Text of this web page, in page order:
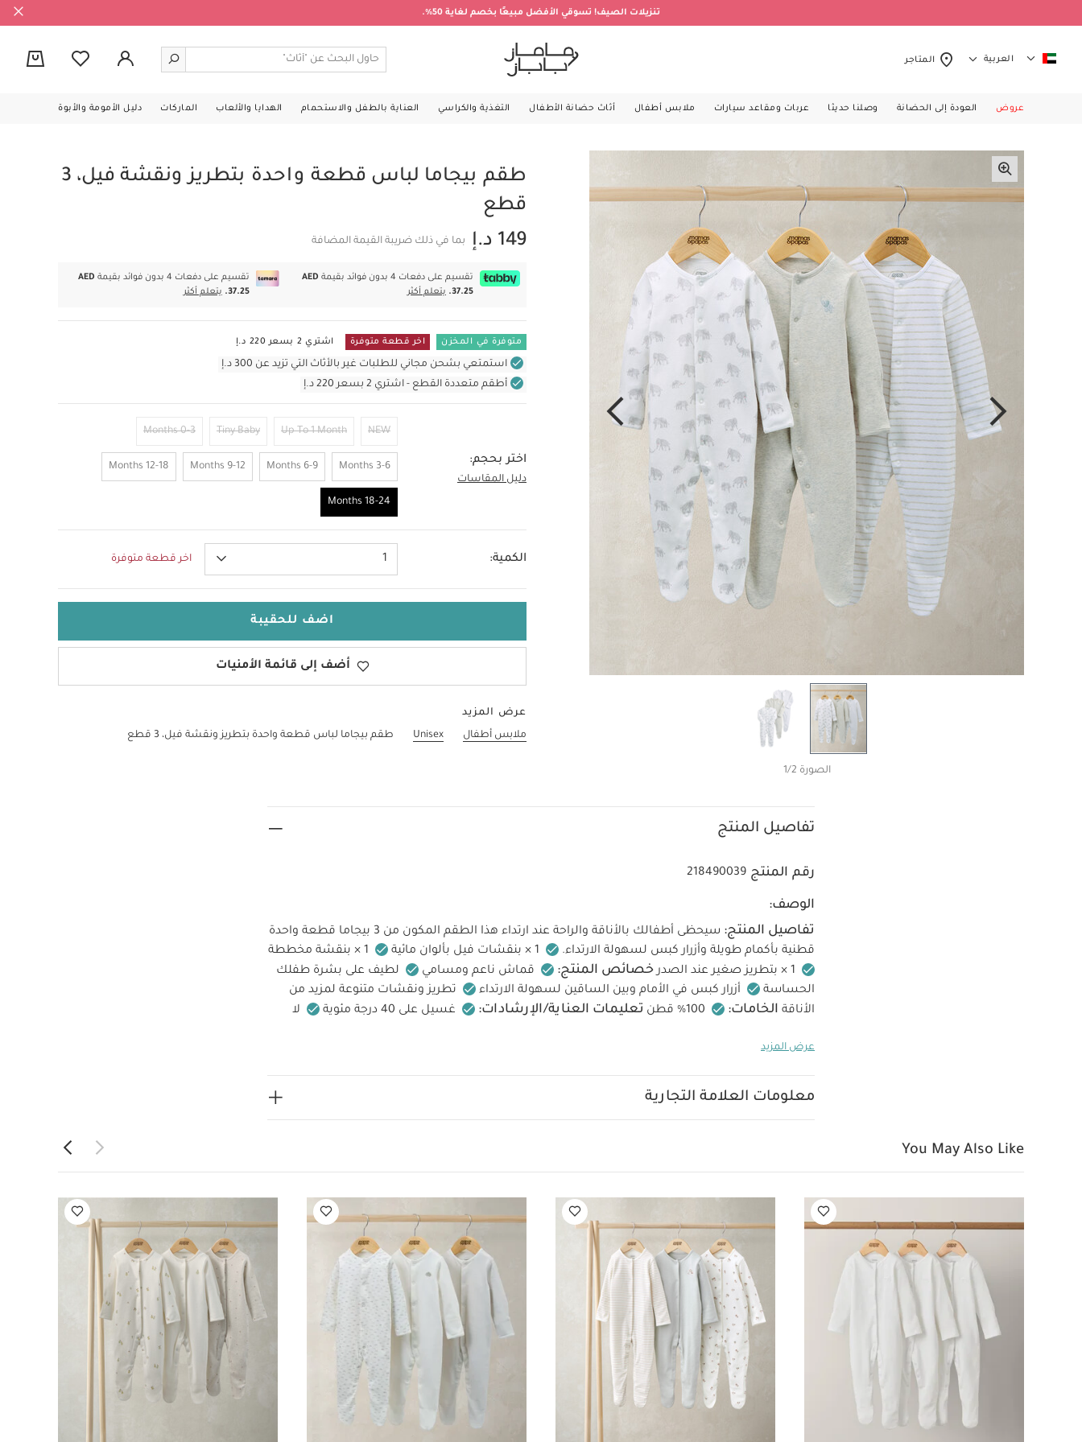
تنزيلات الصيف! تسوقي الأفضل مبيعًا بخصم لغاية 50%.
العربية المتاجر
عروض العودة إلى الحضانة وصلنا حديثا عربات ومقاعد سيارات ملابس أطفال أثاث حضانة الأطفال التغذية والكراسي العناية بالطفل والاستحمام الهدايا والألعاب الماركات دليل الأمومة والأبوة
الصورة 1/2
طقم بيجاما لباس قطعة واحدة بتطريز ونقشة فيل، 3
قطع
149 د.إ
بما في ذلك ضريبة القيمة المضافة
تقسيم على دفعات 4 بدون فوائد بقيمة
AED
37.25.
يتعلم أكثر
تقسيم على دفعات 4 بدون فوائد بقيمة
AED
37.25.
يتعلم أكثر
متوفرة في المخزن اخر قطعة متوفرة اشتري 2 بسعر 220 د.إ
استمتعي بشحن مجاني للطلبات غير بالأثاث التي تزيد عن 300 د.إ
أطقم متعددة القطع - اشتري 2 بسعر 220 د.إ
اختر بحجم:
دليل المقاسات
NEW
Up To 1 Month
Tiny Baby
0-3 Months
3-6 Months
6-9 Months
9-12 Months
12-18 Months
18-24 Months
18-24 Months
الكمية: 1 اخر قطعة متوفرة
اضف للحقيبة
أضف إلى قائمة الأمنيات
عرض المزيد
ملابس أطفال
Unisex طقم بيجاما لباس قطعة واحدة بتطريز ونقشة فيل، 3 قطع
تفاصيل المنتج
رقم المنتج 218490039
الوصف:
تفاصيل المنتج:
سيحظى أطفالك بالأناقة والراحة عند ارتداء هذا الطقم المكون من 3 بيجاما قطعة واحدة
قطنية بأكمام طويلة وأزرار كبس لسهولة الارتداء.
1 × بنقشات فيل بألوان مائية
1 × بنقشة مخططة
1 × بتطريز صغير عند الصدر
خصائص المنتج: قماش ناعم ومسامي
لطيف على بشرة طفلك
الحساسة
أزرار كبس في الأمام وبين الساقين لسهولة الارتداء
تطريز ونقشات متنوعة لمزيد من
الأناقة الخامات: 100% قطن تعليمات العناية/الإرشادات: غسيل على 40 درجة مئوية
لا
التنظيف الجاف
قطع
طقم بيجامة بنقشة فطر، 3 قطع
عرض المزيد
معلومات العلامة التجارية
You May Also Like